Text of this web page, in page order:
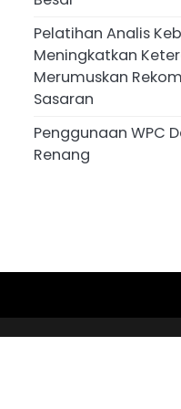
Pelatihan Analis
Meningkatkan
Merumuskan
Sasaran
Penggunaan WPC
Renang